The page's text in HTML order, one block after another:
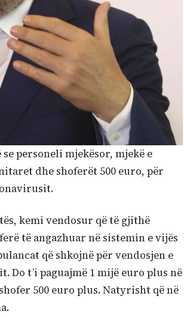
personeli mjekësor, mjekë e
dhe shoferët 500 euro, për
kemi vendosur që të gjithë
të angazhuar në sistemin e vijës
që shkojnë për vendosjen e
t’i paguajmë 1 mijë euro plus në
500 euro plus. Natyrisht që në